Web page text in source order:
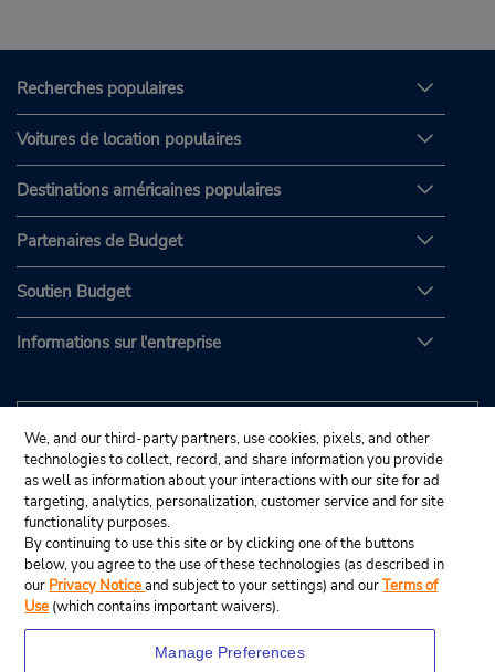
Recherches populaires
Voitures de location populaires
Destinations américaines populaires
Partenaires de Budget
Soutien Budget
Informations sur l'entreprise
We, and our third-party partners, use cookies, pixels, and other
technologies to collect, record, and share information you provide
as well as information about your interactions with our site for ad
targeting, analytics, personalization, customer service and for site
functionality purposes.
By continuing to use this site or by clicking one of the buttons
below, you agree to the use of these technologies (as described in
our Privacy Noticeand subject to your settings) and ourTerms of
Use (which contains important waivers).
Manage Preferences